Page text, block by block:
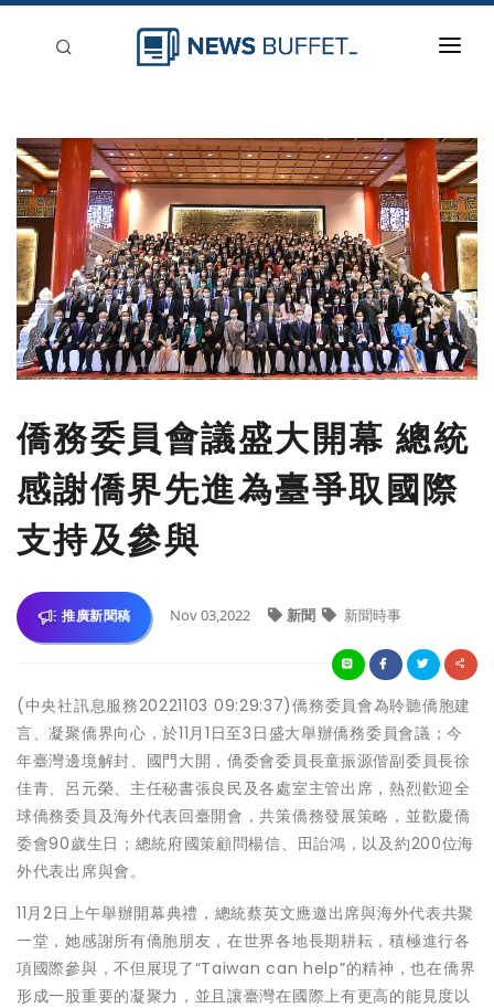
新聞稿分類
登入
刊登
僑務委員會議盛大開幕 總統
感謝僑界先進為臺爭取國際
支持及參與
推廣新聞稿 Nov 03,2022 新聞 新聞時事
(中央社訊息服務20221103 09:29:37)僑務委員會為聆聽僑胞建
言、凝聚僑界向心，於11月1日至3日盛大舉辦僑務委員會議；今
年臺灣邊境解封、國門大開，僑委會委員長童振源偕副委員長徐
佳青、呂元榮、主任秘書張良民及各處室主管出席，熱烈歡迎全
球僑務委員及海外代表回臺開會，共策僑務發展策略，並歡慶僑
委會90歲生日；總統府國策顧問楊信、田詒鴻，以及約200位海
外代表出席與會。
11月2日上午舉辦開幕典禮，總統蔡英文應邀出席與海外代表共聚
一堂，她感謝所有僑胞朋友，在世界各地長期耕耘，積極進行各
項國際參與，不但展現了“Taiwan can help”的精神，也在僑界
形成一股重要的凝聚力，並且讓臺灣在國際上有更高的能見度以